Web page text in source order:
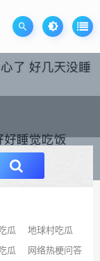
下载
瓜 地球村吃瓜
瓜 网络热梗问答